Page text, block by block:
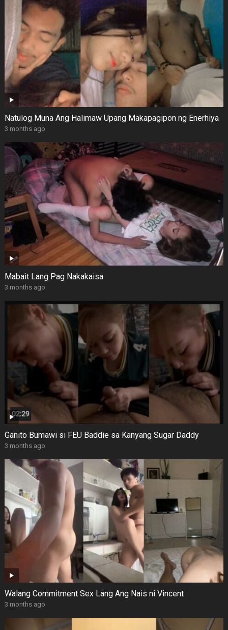
Natulog Muna Ang Halimaw Upang Makapagipon ng Enerhiya
3 months ago
Mabait Lang Pag Nakakaisa
3 months ago
Ganito Bumawi si FEU Baddie sa Kanyang Sugar Daddy
3 months ago
Walang Commitment Sex Lang Ang Nais ni Vincent
3 months ago